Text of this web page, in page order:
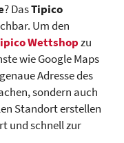
? DasTipico
Um den
Wettshopzu
wie Google Maps
Adresse des
sondern auch
Standort erstellen
und schnell zur